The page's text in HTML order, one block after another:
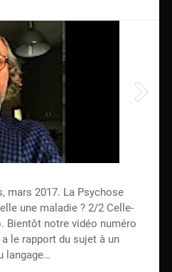
mars 2017. La Psychose
une maladie ? 2/2 Celle-
Bientôt notre vidéo numéro
le rapport du sujet à un
langage…